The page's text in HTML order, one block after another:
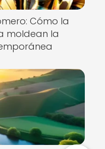
Cómo la
moldean la